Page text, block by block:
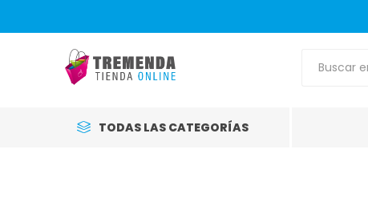
TODAS LAS CATEGORÍAS